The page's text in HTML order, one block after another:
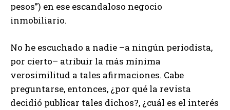
pesos”) en ese escandaloso negocio
inmobiliario.
No he escuchado a nadie –a ningún periodista,
por cierto– atribuir la más mínima
verosimilitud a tales afirmaciones. Cabe
preguntarse, entonces, ¿por qué la revista
decidió publicar tales dichos?, ¿cuál es el interés